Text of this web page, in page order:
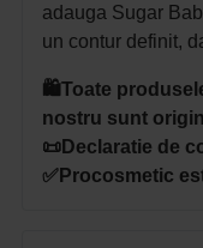
adauga Sugar
un contur definit,
🛍️Toate
nostru sunt
📜Declaratie de
✅Procosmetic